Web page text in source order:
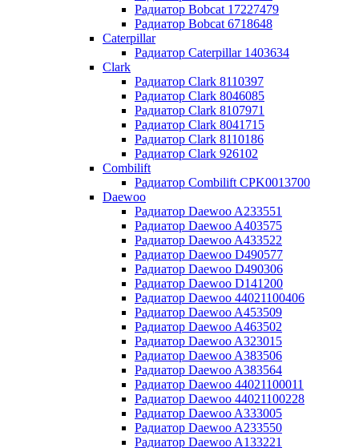
Радиатор Bobcat 17227479
Радиатор Bobcat 6718648
Caterpillar
Радиатор Caterpillar 1403634
Clark
Радиатор Clark 8110397
Радиатор Clark 8046085
Радиатор Clark 8107971
Радиатор Clark 8041715
Радиатор Clark 8110186
Радиатор Clark 926102
Combilift
Радиатор Combilift CPK0013700
Daewoo
Радиатор Daewoo A233551
Радиатор Daewoo A403575
Радиатор Daewoo A433522
Радиатор Daewoo D490577
Радиатор Daewoo D490306
Радиатор Daewoo D141200
Радиатор Daewoo 44021100406
Радиатор Daewoo A453509
Радиатор Daewoo A463502
Радиатор Daewoo A323015
Радиатор Daewoo A383506
Радиатор Daewoo A383564
Радиатор Daewoo 44021100011
Радиатор Daewoo 44021100228
Радиатор Daewoo A333005
Радиатор Daewoo A233550
Радиатор Daewoo A133221